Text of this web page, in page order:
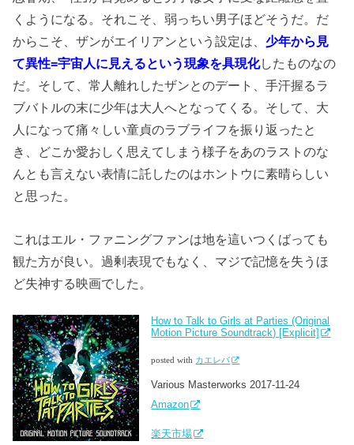
くようになる。それこそ、弱っちい男子ほどそうだ。だ
からこそ、ザンがエイリアンという設定は、少年から見
て異性=宇宙人に見えるという現象を具現化したものなの
だ。そして、常人離れしたザンとのデート、手汗握るラ
ブバトルの末に少年は大人へとなってくる。そして、大
人になって痛々しい童貞のラブライフを振り返ったと
き、どこか愛おしく思えてしまう様子をあのラストのな
んとも言えない表情に託したのはホントウに素晴らしい
と思った。
これはエル・ファニングファンは地を這いつくばっても
観た方が良い。過剰表現でもなく、マジで記憶を失うほ
ど失神する映画でした。
How to Talk to Girls at Parties (Original
Motion Picture Soundtrack) [Explicit]
posted with カエレバ
Various Masterworks 2017-11-24
Amazon
楽天市場